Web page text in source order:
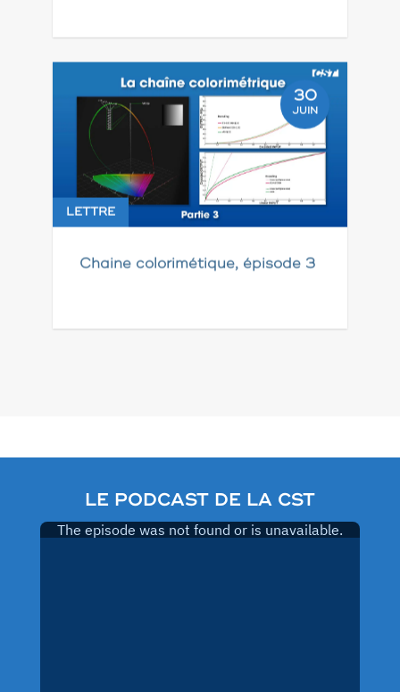
30
JUIN
LETTRE
Chaine colorimétique, épisode 3
LE PODCAST DE LA CST